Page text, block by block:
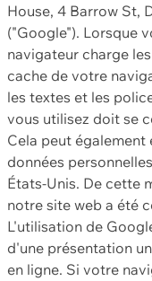
House, 4 Barrow St,
("Google"). Lorsque
navigateur charge
cache de votre
les textes et les
vous utilisez doit se
Cela peut
données
États-Unis. De cette
notre site web a été
L'utilisation de
d'une présentation
en ligne. Si votre